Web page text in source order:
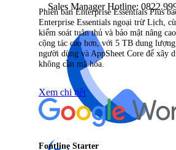
Sales Manager Hotline:
Phiên bản Enterprise Essentials Plus
Enterprise Essentials ngoại trừ Lịch,
kiểm soát tuân thủ và bảo mật nâng
cộng tác cao hơn, với 5 TB dung
người dùng và AppSheet Core để xây
không cần mã hóa.
Xem chi tiết
Fontline Starter